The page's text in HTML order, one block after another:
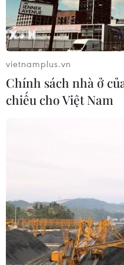
Hàn Quốc áp dụng ưu
trợ 6 ngành công
Trung Quốc hoàn thành
vì hòa bình, ổn định và
07/08/2026 07:09
vietnamplus.vn
Chính sách nhà ở
chiếu cho Việt Nam